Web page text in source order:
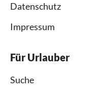
Datenschutz
Impressum
Für Urlauber
Suche